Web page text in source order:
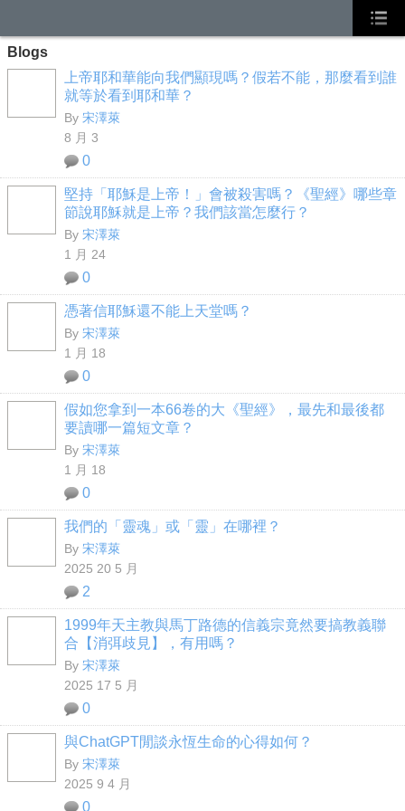
Blogs
上帝耶和華能向我們顯現嗎？假若不能，那麼看到誰
就等於看到耶和華？
By 宋澤萊
8 月 3
0
堅持「耶穌是上帝！」會被殺害嗎？《聖經》哪些章
節說耶穌就是上帝？我們該當怎麼行？
By 宋澤萊
1 月 24
0
憑著信耶穌還不能上天堂嗎？
By 宋澤萊
1 月 18
0
假如您拿到一本66卷的大《聖經》，最先和最後都
要讀哪一篇短文章？
By 宋澤萊
1 月 18
0
我們的「靈魂」或「靈」在哪裡？
By 宋澤萊
2025 20 5 月
2
1999年天主教與馬丁路德的信義宗竟然要搞教義聯
合【消弭歧見】，有用嗎？
By 宋澤萊
2025 17 5 月
0
與ChatGPT閒談永恆生命的心得如何？
By 宋澤萊
2025 9 4 月
0